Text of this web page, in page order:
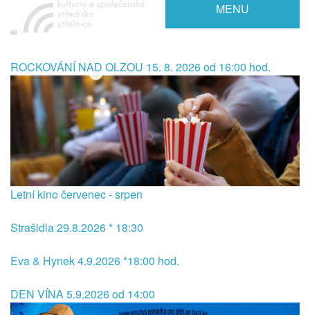
MENU
ROCKOVÁNÍ NAD OLZOU 15. 8. 2026 od 16:00 hod.
Letní kino červenec - srpen
Strašidla 29.8.2026 * 18:30
Eva & Hynek 4.9.2026 *18:00 hod.
DEN VÍNA 5.9.2026 od 14:00